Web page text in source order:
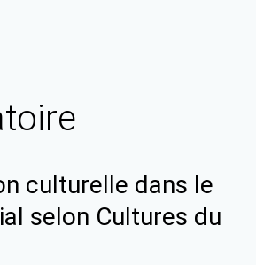
culturelle dans le
selon Cultures du